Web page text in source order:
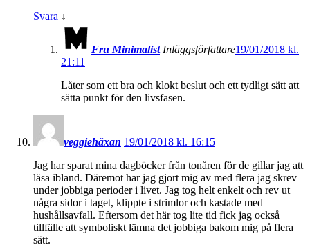
Svara ↓
Fru Minimalist Inläggsförfattare19/01/2018 kl.
21:11
Låter som ett bra och klokt beslut och ett tydligt sätt att
sätta punkt för den livsfasen.
veggiehäxan 19/01/2018 kl. 16:15
Jag har sparat mina dagböcker från tonåren för de gillar jag att
läsa ibland. Däremot har jag gjort mig av med flera jag skrev
under jobbiga perioder i livet. Jag tog helt enkelt och rev ut
några sidor i taget, klippte i strimlor och kastade med
hushållsavfall. Eftersom det här tog lite tid fick jag också
tillfälle att symboliskt lämna det jobbiga bakom mig på flera
sätt.